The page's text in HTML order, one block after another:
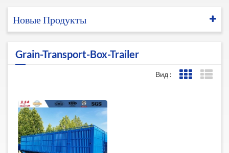
Новые Продукты
Grain-Transport-Box-Trailer
Вид :